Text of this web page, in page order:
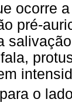
ocorre
pré-
o